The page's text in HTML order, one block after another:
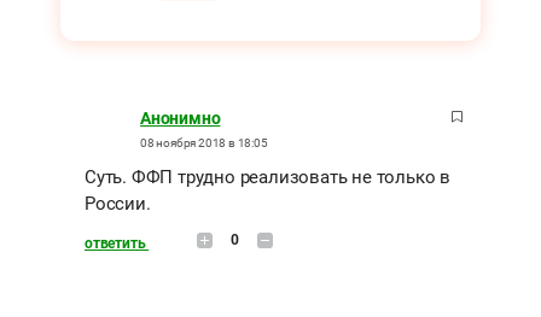
Анонимно
08 ноября 2018 в 18:05
Суть. ФФП трудно реализовать не только в
России.
ответить 0